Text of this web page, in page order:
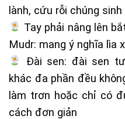
lành, cứu rỗi chúng
Tay phải nâng lên
Mudr: mang ý nghĩa lìa
Đài sen: đài sen
khác đa phần đều
làm trơn hoặc chỉ có
cách đơn giản